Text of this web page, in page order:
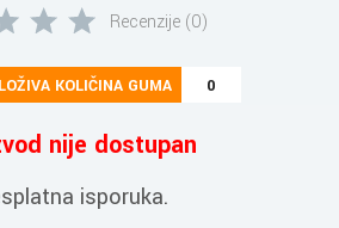
Recenzije (0)
KOLIČINA GUMA 0
nije dostupan
isporuka.